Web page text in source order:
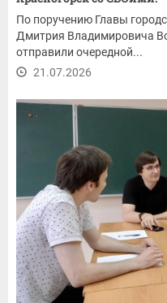
По поручению Главы
Дмитрия Владимировича
отправили очередной...
21.07.2026